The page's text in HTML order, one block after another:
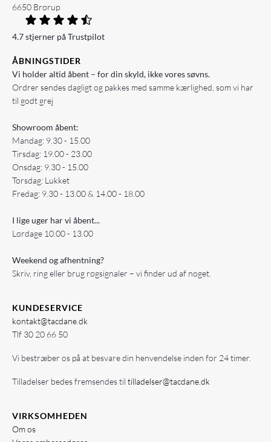
6650 Brørup
4.7 stjerner på Trustpilot
ÅBNINGSTIDER
Vi holder altid åbent – for din skyld, ikke vores søvns.
Ordrer sendes dagligt og pakkes med samme kærlighed, som vi har
til godt grej
Showroom åbent:
Mandag: 9.30 - 15.00
Tirsdag: 19.00 - 23.00
Onsdag: 9.30 - 15.00
Torsdag: Lukket
Fredag: 9.30 - 13.00 & 14.00 - 18.00
I lige uger har vi åbent...
Lørdage 10.00 - 13.00
Weekend og afhentning?
Skriv, ring eller brug røgsignaler – vi finder ud af noget.
KUNDESERVICE
kontakt@tacdane.dk
Tlf 30 20 66 50
Vi bestræber os på at besvare din henvendelse inden for 24 timer.
Tilladelser bedes fremsendes til tilladelser@tacdane.dk
VIRKSOMHEDEN
Om os